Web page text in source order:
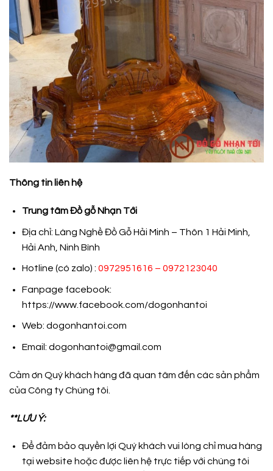
Thông tin liên hệ
Trung tâm Đồ gỗ Nhạn Tới
Địa chỉ: Làng Nghề Đồ Gỗ Hải Minh – Thôn 1 Hải Minh,
Hải Anh, Ninh Bình
Hotline (có zalo) : 0972951616 – 0972123040
Fanpage facebook:
https://www.facebook.com/dogonhantoi
Web: dogonhantoi.com
Email: dogonhantoi@gmail.com
Cảm ơn Quý khách hàng đã quan tâm đến các sản phẩm
của Công ty Chúng tôi.
**LƯU Ý:
Để đảm bảo quyền lợi Quý khách vui lòng chỉ mua hàng
tại website hoặc được liên hệ trực tiếp với chúng tôi